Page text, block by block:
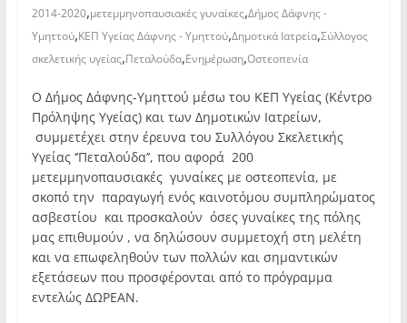
2014-2020,μετεμμηνοπαυσιακές γυναίκες,Δήμος Δάφνης -
Υμηττού,ΚΕΠ Υγείας Δάφνης - Υμηττού,Δημοτικά Ιατρεία,Σύλλογος
σκελετικής υγείας,Πεταλούδα,Ενημέρωση,Οστεοπενία
Ο Δήμος Δάφνης-Υμηττού μέσω του ΚΕΠ Υγείας (Κέντρο
Πρόληψης Υγείας) και των Δημοτικών Ιατρείων,
συμμετέχει στην έρευνα του Συλλόγου Σκελετικής
Υγείας ‘’Πεταλούδα’’, που αφορά 200
μετεμμηνοπαυσιακές γυναίκες με οστεοπενία, με
σκοπό την παραγωγή ενός καινοτόμου συμπληρώματος
ασβεστίου και προσκαλούν όσες γυναίκες της πόλης
μας επιθυμούν , να δηλώσουν συμμετοχή στη μελέτη
και να επωφεληθούν των πολλών και σημαντικών
εξετάσεων που προσφέρονται από το πρόγραμμα
εντελώς ΔΩΡΕΑΝ.